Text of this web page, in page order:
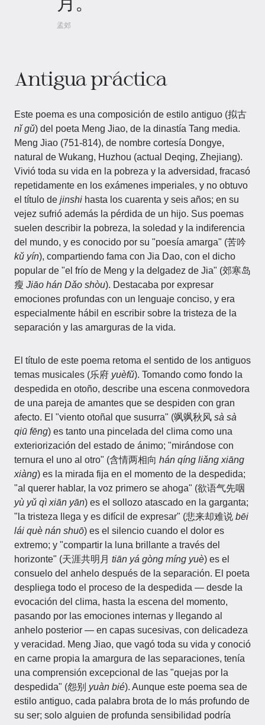
孟郊
Antigua práctica
Este poema es una composición de estilo antiguo (拟古
nǐ gǔ) del poeta Meng Jiao, de la dinastía Tang media.
Meng Jiao (751-814), de nombre cortesía Dongye,
natural de Wukang, Huzhou (actual Deqing, Zhejiang).
Vivió toda su vida en la pobreza y la adversidad, fracasó
repetidamente en los exámenes imperiales, y no obtuvo
el título de jinshi hasta los cuarenta y seis años; en su
vejez sufrió además la pérdida de un hijo. Sus poemas
suelen describir la pobreza, la soledad y la indiferencia
del mundo, y es conocido por su "poesía amarga" (苦吟
kǔ yín), compartiendo fama con Jia Dao, con el dicho
popular de "el frío de Meng y la delgadez de Jia" (郊寒岛
瘦 Jiāo hán Dǎo shòu). Destacaba por expresar
emociones profundas con un lenguaje conciso, y era
especialmente hábil en escribir sobre la tristeza de la
separación y las amarguras de la vida.
El título de este poema retoma el sentido de los antiguos
temas musicales (乐府 yuèfǔ). Tomando como fondo la
despedida en otoño, describe una escena conmovedora
de una pareja de amantes que se despiden con gran
afecto. El "viento otoñal que susurra" (飒飒秋风 sà sà
qiū fēng) es tanto una pincelada del clima como una
exteriorización del estado de ánimo; "mirándose con
ternura el uno al otro" (含情两相向 hán qíng liǎng xiāng
xiàng) es la mirada fija en el momento de la despedida;
"al querer hablar, la voz primero se ahoga" (欲语气先咽
yù yǔ qì xiān yān) es el sollozo atascado en la garganta;
"la tristeza llega y es difícil de expresar" (悲来却难说 bēi
lái què nán shuō) es el silencio cuando el dolor es
extremo; y "compartir la luna brillante a través del
horizonte" (天涯共明月 tiān yá gòng míng yuè) es el
consuelo del anhelo después de la separación. El poeta
despliega todo el proceso de la despedida — desde la
evocación del clima, hasta la escena del momento,
pasando por las emociones internas y llegando al
anhelo posterior — en capas sucesivas, con delicadeza
y veracidad. Meng Jiao, que vagó toda su vida y conoció
en carne propia la amargura de las separaciones, tenía
una comprensión excepcional de las "quejas por la
despedida" (怨别 yuàn bié). Aunque este poema sea de
estilo antiguo, cada palabra brota de lo más profundo de
su ser; solo alguien de profunda sensibilidad podría